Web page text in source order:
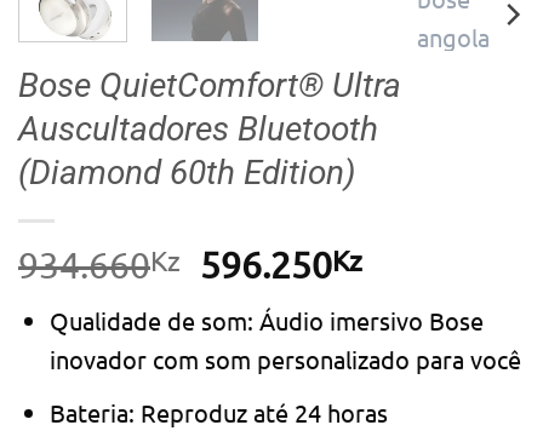
desejos
Bose QuietComfort® Ultra
Auscultadores Bluetooth
(Diamond 60th Edition)
934.660Kz
O
preço
original
era:
934.660Kz.
596.250KzO
atual
é:
596.250Kz.
Qualidade de som: Áudio imersivo Bose
inovador com som personalizado para você
Bateria: Reproduz até 24 horas